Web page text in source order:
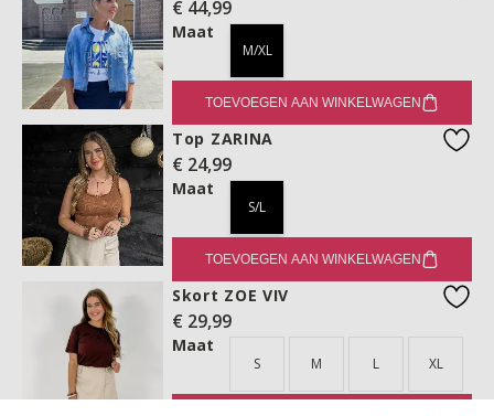
€ 44,99
Maat
M/XL
TOEVOEGEN AAN WINKELWAGEN
Top ZARINA
€ 24,99
Maat
S/L
TOEVOEGEN AAN WINKELWAGEN
Skort ZOE VIV
€ 29,99
Maat
S M L XL